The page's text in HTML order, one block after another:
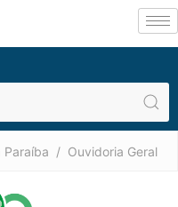
Paraíba Ouvidoria Geral